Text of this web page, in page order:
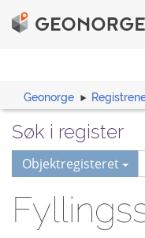
Geonorge
Søk i register
Objektregisteret